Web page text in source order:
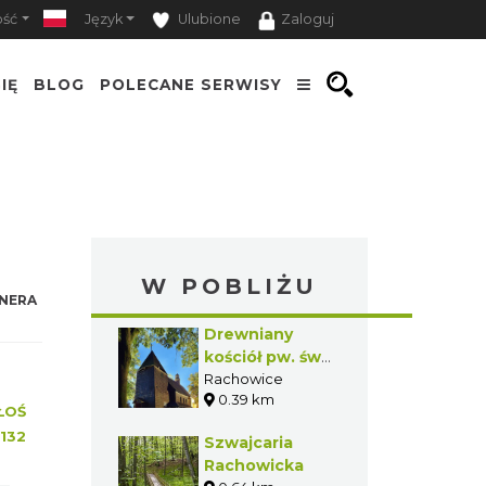
Język Ulubione Zaloguj
BLOG POLECANE SERWISY
132
W POBLIŻU
Drewniany
kościół pw. św.
Trójcy w
Rachowicach
Rachowice
0.39 km
Szwajcaria
Rachowicka